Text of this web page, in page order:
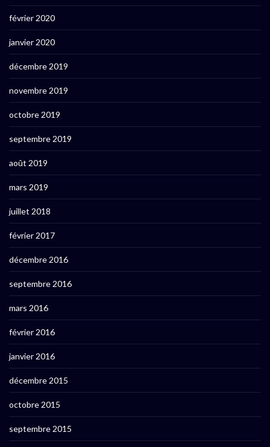
février 2020
janvier 2020
décembre 2019
novembre 2019
octobre 2019
septembre 2019
août 2019
mars 2019
juillet 2018
février 2017
décembre 2016
septembre 2016
mars 2016
février 2016
janvier 2016
décembre 2015
octobre 2015
septembre 2015